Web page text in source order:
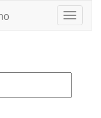
Toggle